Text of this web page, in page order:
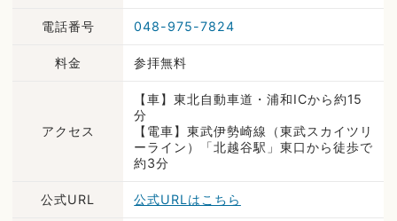
電話番号 048-975-7824
料金 参拝無料
アクセス
【車】東北自動車道・浦和ICから約15
分
【電車】東武伊勢崎線（東武スカイツリ
ーライン）「北越谷駅」東口から徒歩で
約3分
公式URL 公式URLはこちら